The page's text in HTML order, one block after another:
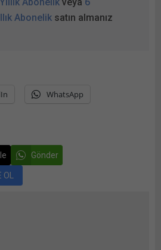
Abonelik satın almanız
WhatsApp
Gönder